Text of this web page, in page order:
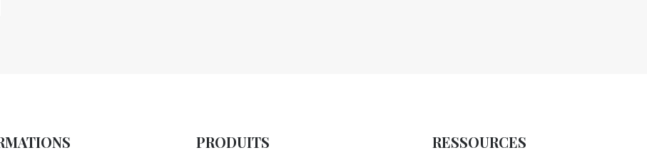
PRODUITS RESSOURCES